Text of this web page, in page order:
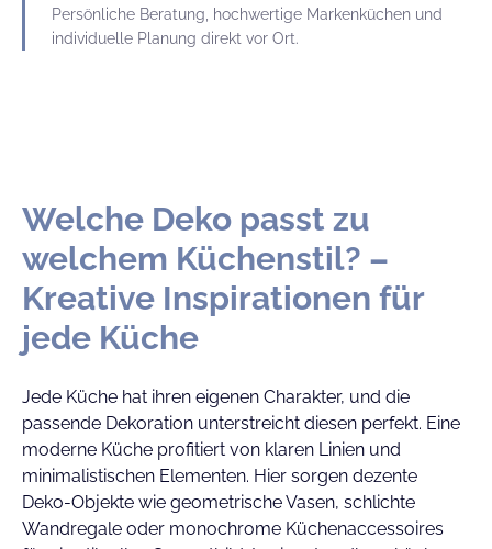
Persönliche Beratung, hochwertige Markenküchen und
individuelle Planung direkt vor Ort.
Welche Deko passt zu
welchem Küchenstil? –
Kreative Inspirationen für
jede Küche
Jede Küche hat ihren eigenen Charakter, und die
passende Dekoration unterstreicht diesen perfekt. Eine
moderne Küche profitiert von klaren Linien und
minimalistischen Elementen. Hier sorgen dezente
Deko-Objekte wie geometrische Vasen, schlichte
Wandregale oder monochrome Küchenaccessoires